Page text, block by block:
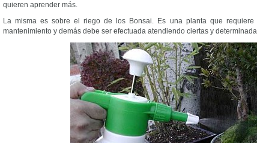
quieren aprender más.
La misma es sobre el riego de los Bonsai. Es una planta que
mantenimiento y demás debe ser efectuada atendiendo ciertas y